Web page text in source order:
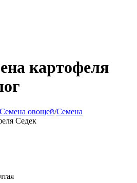
картофеля
Семена овощей/Семена
Седек